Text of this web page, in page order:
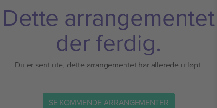
Dette arrangementet
der ferdig.
Du er sent ute, dette arrangementet har allerede utløpt.
SE KOMMENDE ARRANGEMENTER